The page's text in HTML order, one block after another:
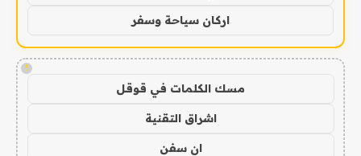
اركان سياحة وسفر
!
مسك الكلمات في قوقل
اشراق التقنية
ان سفن